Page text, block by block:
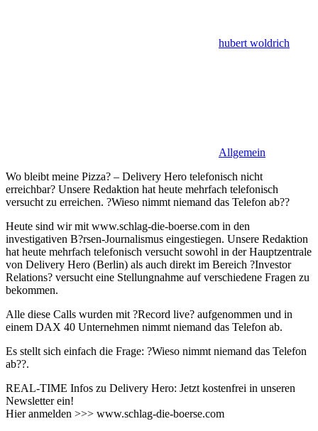
hubert woldrich
Allgemein
Wo bleibt meine Pizza? – Delivery Hero telefonisch nicht
erreichbar? Unsere Redaktion hat heute mehrfach telefonisch
versucht zu erreichen. ?Wieso nimmt niemand das Telefon ab??
Heute sind wir mit www.schlag-die-boerse.com in den
investigativen B?rsen-Journalismus eingestiegen. Unsere Redaktion
hat heute mehrfach telefonisch versucht sowohl in der Hauptzentrale
von Delivery Hero (Berlin) als auch direkt im Bereich ?Investor
Relations? versucht eine Stellungnahme auf verschiedene Fragen zu
bekommen.
Alle diese Calls wurden mit ?Record live? aufgenommen und in
einem DAX 40 Unternehmen nimmt niemand das Telefon ab.
Es stellt sich einfach die Frage: ?Wieso nimmt niemand das Telefon
ab??.
REAL-TIME Infos zu Delivery Hero: Jetzt kostenfrei in unseren
Newsletter ein!
Hier anmelden >>> www.schlag-die-boerse.com